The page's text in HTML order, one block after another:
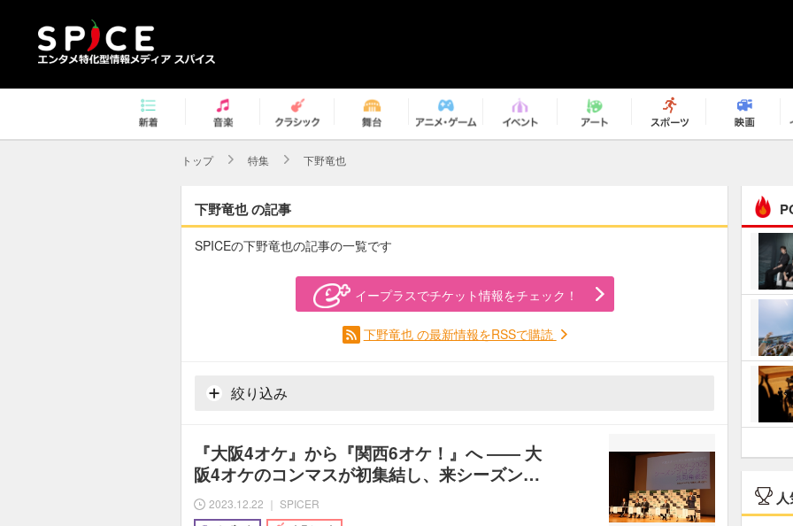
トップ 特集 下野竜也
下野竜也 の記事
SPICEの下野竜也の記事の一覧です
イープラスでチケット情報をチェック！
下野竜也 の最新情報をRSSで購読
絞り込み
『大阪4オケ』から『関西6オケ！』へ ―― 大
阪4オケのコンマスが初集結し、来シーズン…
2023.12.22 ｜ SPICER